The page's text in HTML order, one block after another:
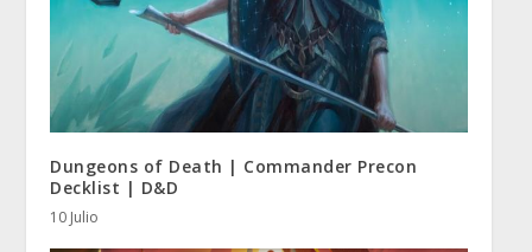
Dungeons of Death | Commander Precon
Decklist | D&D
10 Julio